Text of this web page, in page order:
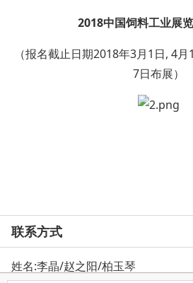
2018中国饲料工业展
（报名截止日期2018年3月1日, 4
7日布展）
联系方式
姓名:李晶/赵之阳/柏玉琴